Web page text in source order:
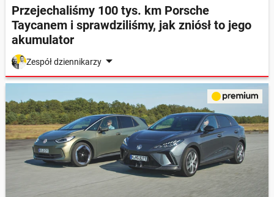
Przejechaliśmy 100 tys. km Porsche
Taycanem i sprawdziliśmy, jak zniósł to jego
akumulator
Zespół dziennikarzy